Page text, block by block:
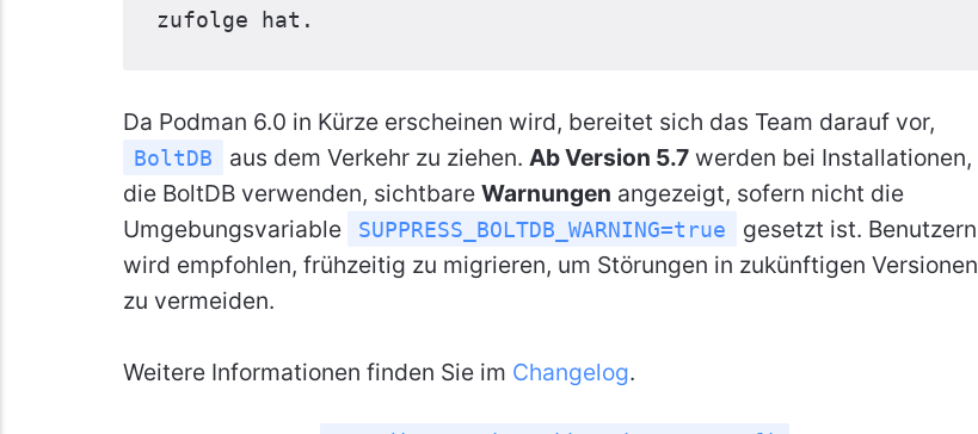
zufolge hat.
Da Podman 6.0 in Kürze erscheinen wird, bereitet sich das Team darauf vor,
BoltDB aus dem Verkehr zu ziehen. Ab Version 5.7 werden bei Installationen,
die BoltDB verwenden, sichtbare Warnungen angezeigt, sofern nicht die
Umgebungsvariable
SUPPRESS_BOLTDB_WARNING=true
gesetzt ist. Benutzern
wird empfohlen, frühzeitig zu migrieren, um Störungen in zukünftigen Versionen
zu vermeiden.
Weitere Informationen finden Sie im Changelog.